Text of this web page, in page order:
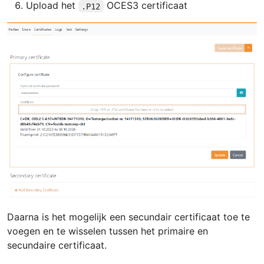
Upload het .P12 OCES3 certificaat
Daarna is het mogelijk een secundair certificaat toe te
voegen en te wisselen tussen het primaire en
secundaire certificaat.